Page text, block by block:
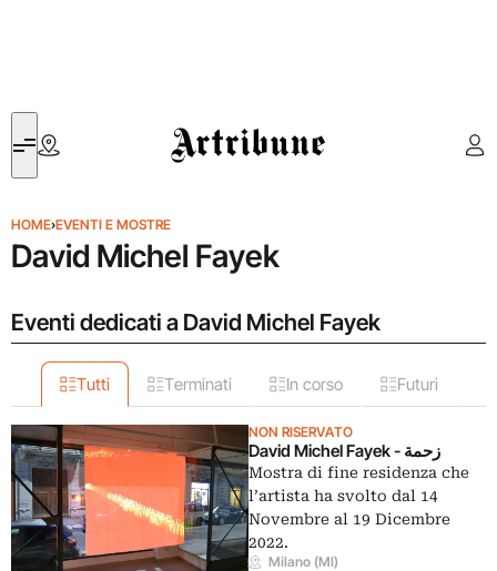
Artribune
HOME›EVENTI E MOSTRE
David Michel Fayek
Eventi dedicati a David Michel Fayek
Tutti Terminati In corso Futuri
NON RISERVATO
David Michel Fayek - زحمة
Mostra di fine residenza che
l’artista ha svolto dal 14
Novembre al 19 Dicembre
2022.
Milano (MI)